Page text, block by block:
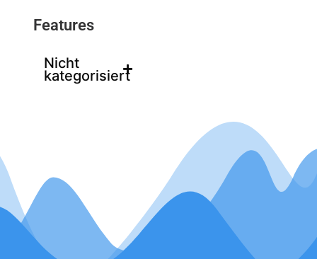
Features
Nicht
kategorisiert